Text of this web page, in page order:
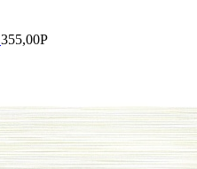
355,00Р